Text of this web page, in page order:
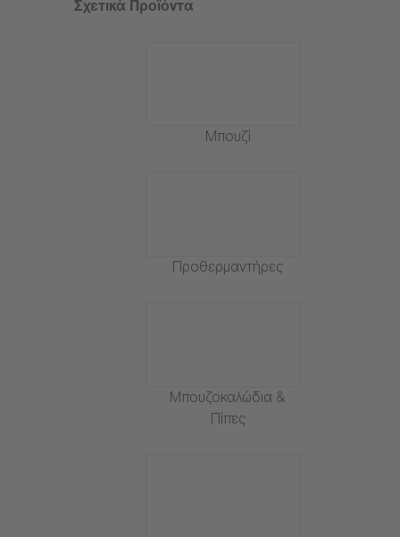
Σχετικά Προϊόντα
Μπουζί
Προθερμαντήρες
Μπουζοκαλώδια &
Πίπες